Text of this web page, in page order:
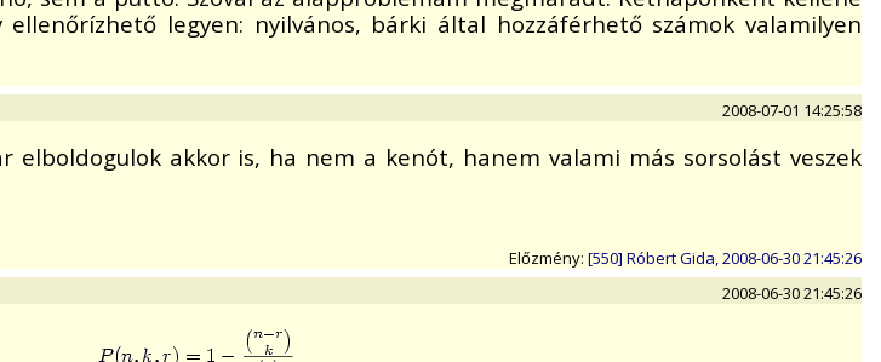
legyen: nyilvános, bárki által hozzáférhető számok valamilyen
2008-07-01 14:25:58
elboldogulok akkor is, ha nem a kenót, hanem valami más sorsolást veszek
Előzmény: [550] Róbert Gida, 2008-06-30 21:45:26
2008-06-30 21:45:26